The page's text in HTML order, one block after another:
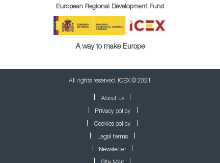
European Regional Development Fund
A way to make Europe
All rights reserved. ICEX © 2021
About us
Privacy policy
Cookies policy
Legal terms
Newsletter